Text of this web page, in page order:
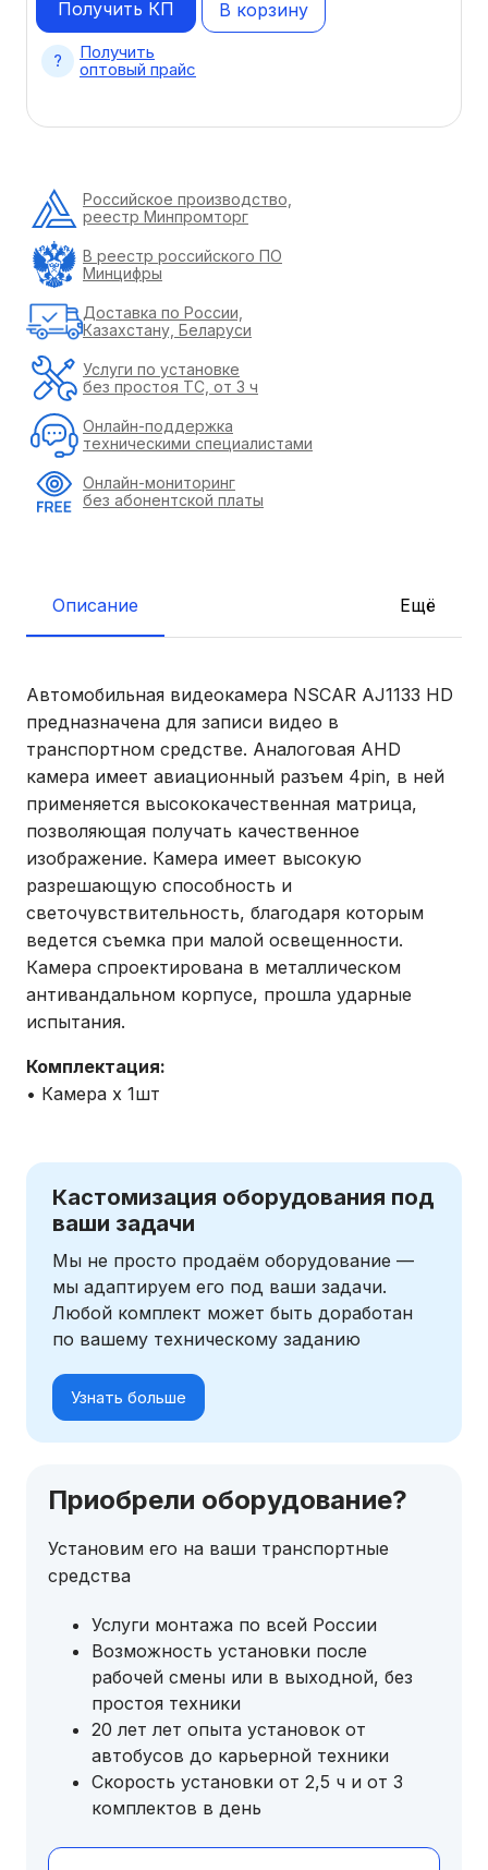
В корзину
Получить КП
Получить
оптовый прайс
Описание Ещё
Автомобильная видеокамера NSCAR AJ1133 HD
предназначена для записи видео в
транспортном средстве. Аналоговая AHD
камера имеет авиационный разъем 4pin, в ней
применяется высококачественная матрица,
позволяющая получать качественное
изображение. Камера имеет высокую
разрешающую способность и
светочувствительность, благодаря которым
ведется съемка при малой освещенности.
Камера спроектирована в металлическом
антивандальном корпусе, прошла ударные
испытания.
Комплектация:
• Камера х 1шт
Кастомизация оборудования под
ваши задачи
Мы не просто продаём оборудование —
мы адаптируем его под ваши задачи.
Любой комплект может быть доработан
по вашему техническому заданию
Узнать больше
Приобрели оборудование?
Установим его на ваши транспортные
средства
Услуги монтажа по всей России
Возможность установки после
рабочей смены или в выходной, без
простоя техники
20 лет лет опыта установок от
автобусов до карьерной техники
Скорость установки от 2,5 ч и от 3
комплектов в день
Российское производство,
реестр Минпромторг
В реестр российского ПО
Минцифры
Доставка по России,
Казахстану, Беларуси
Услуги по установке
без простоя ТС, от 3 ч
Онлайн-поддержка
техническими специалистами
Онлайн-мониторинг
без абонентской платы